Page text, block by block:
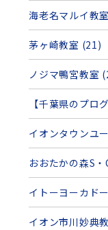
海老名マルイ教
茅ヶ崎教室 (21)
ノジマ鴨宮教室
【千葉県のプロ
イオンタウンユ
おおたかの森S
イトーヨーカド
イオン市川妙典